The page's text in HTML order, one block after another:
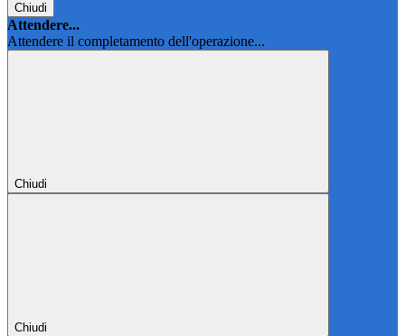
Chiudi
Attendere...
Attendere il completamento dell'operazione...
Chiudi
Chiudi